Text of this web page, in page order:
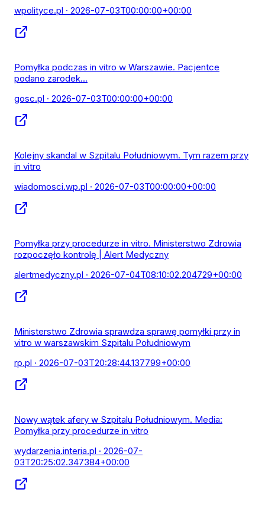
wpolityce.pl · 2026-07-03T00:00:00+00:00
Pomyłka podczas in vitro w Warszawie. Pacjentce
podano zarodek...
gosc.pl · 2026-07-03T00:00:00+00:00
Kolejny skandal w Szpitalu Południowym. Tym razem przy
in vitro
wiadomosci.wp.pl · 2026-07-03T00:00:00+00:00
Pomyłka przy procedurze in vitro. Ministerstwo Zdrowia
rozpoczęło kontrolę | Alert Medyczny
alertmedyczny.pl · 2026-07-04T08:10:02.204729+00:00
Ministerstwo Zdrowia sprawdza sprawę pomyłki przy in
vitro w warszawskim Szpitalu Południowym
rp.pl · 2026-07-03T20:28:44.137799+00:00
Nowy wątek afery w Szpitalu Południowym. Media:
Pomyłka przy procedurze in vitro
wydarzenia.interia.pl · 2026-07-
03T20:25:02.347384+00:00